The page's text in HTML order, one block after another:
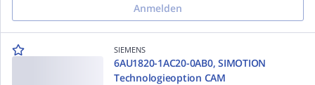
Anmelden
SIEMENS
6AU1820-1AC20-0AB0, SIMOTION
Technologieoption CAM